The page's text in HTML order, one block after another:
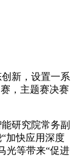
新，设置一系
，主题赛决赛
研究院常务副
加快应用深度
光等带来“促进